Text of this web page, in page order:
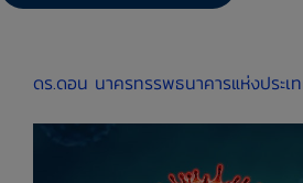
ดร.ดอน นาครทรรพธนาคารแห่งประเ